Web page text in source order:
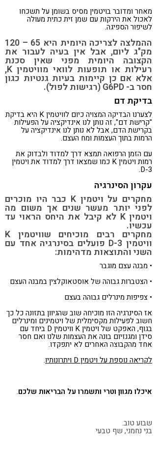
מאחר ומדובר בויטמין מסיס בשומן על תשכחו
לאכול את הירקות עם שמן זית כתית מעולה
לשיפור הספיגה.
ההמלצה לצריכה היומית היא 65 – 120
מק"ג ליום, אבל אין בעיה לעבור את
הקצובה היומית מפני שאין סכנת
רעילות או תופעות לוואי מוויטמין K,
אלא אם כן קיימות בעיות גנטיות כגון
חסר ב- G6PD (רגישות לפול).
בדיקת דם
לצערנו הבדיקה המצויה כיום לוויטמין K היא בדיקת
"קרישת דם", זה נותן לנו אינדיקציה על הפעילות
בקרישת הדם, אבל לא נותן לנו אינדיקציה על
הרמות בתוך העצמות ומח העצם.
עם הזמן הרפואה תמצא דרך למדוד ולבדוק את
רמות ויטמין K כמו שמצאו דרך למדוד את ויטמין
D-3.
עקרון הסינרגיה
מחקרים על ויטמין K כבר היו מוכרים
לפני יותר מעשר שנים אך משום מה
ויטמין K לא קיבל את היחס הראוי עד
עכשיו.
מחקרים רבים מוכיחים שוויטמין K
וויטמין D-3 פועלים בסינרגיה אחד עם
השני והתוצאות מדהימות:
• מבנה עצם מוגבר
• הצטברות גבוהה של אוסטאוקלצין במבנה העצם
• צפיפות מינרלים גבוהה בעצם
אז הסינרגיה הזו מוכיחה שוב שהגיוון בתזונה כל כך
חשוב לפעילות מקסימלית של ויטמינים ומינרלים
בגוף, האפקט של ויטמין K וויטמין D ביחד עם
סידן ומגנזיום בונה את העצמות שלנו ואם חסר
אחד מהקבוצה האחרים לא יתפקדו.
לקריאה נוספת על ויטמין D ויתרונותיו
.
איכלו מגוון וטרי ותשמרו על הבריאות שלכם.
שבוע טוב.
בני נחמני, שף טבעי